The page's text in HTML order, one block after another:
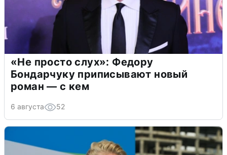
«Не просто слух»: Федору
Бондарчуку приписывают новый
роман — с кем
6 августа 52